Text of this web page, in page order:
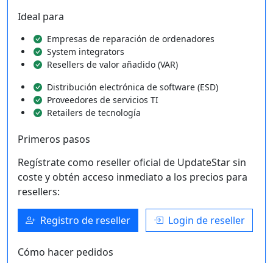
Ideal para
Empresas de reparación de ordenadores
System integrators
Resellers de valor añadido (VAR)
Distribución electrónica de software (ESD)
Proveedores de servicios TI
Retailers de tecnología
Primeros pasos
Regístrate como reseller oficial de UpdateStar sin
coste y obtén acceso inmediato a los precios para
resellers:
Registro de reseller Login de reseller
Cómo hacer pedidos